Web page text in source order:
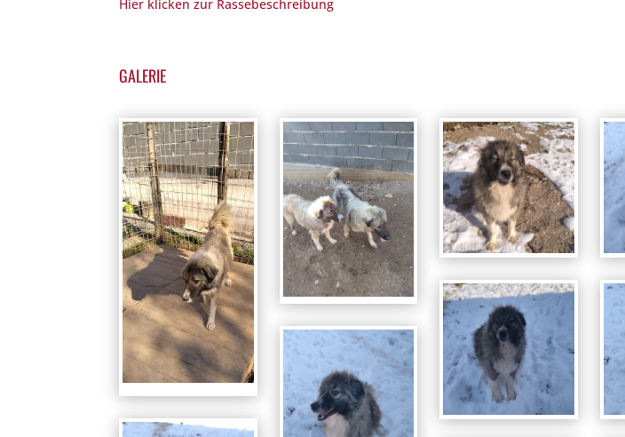
Hier klicken zur Rassebeschreibung
GALERIE